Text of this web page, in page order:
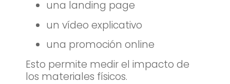
una landing page
un vídeo explicativo
una promoción online
Esto permite medir el impacto de
los materiales físicos.